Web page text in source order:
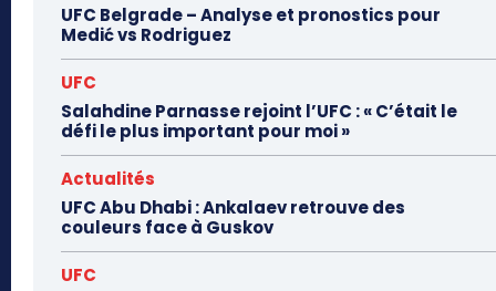
UFC Belgrade – Analyse et pronostics pour
Medić vs Rodriguez
UFC
Salahdine Parnasse rejoint l’UFC : « C’était le
défi le plus important pour moi »
Actualités
UFC Abu Dhabi : Ankalaev retrouve des
couleurs face à Guskov
UFC